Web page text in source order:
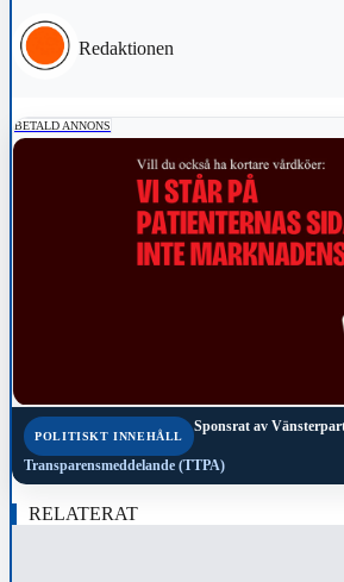
Redaktionen
BETALD ANNONS
POLITISKT INNEHÅLL
Sponsrat av
Transparensmeddelande (TTPA)
RELATERAT